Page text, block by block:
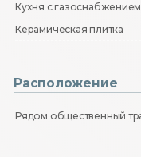
Кухня с газоснабжением
Керамическая плитка
Расположение